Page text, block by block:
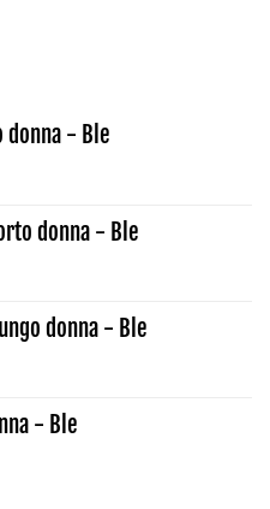
donna - Ble
donna - Ble
donna - Ble
- Ble